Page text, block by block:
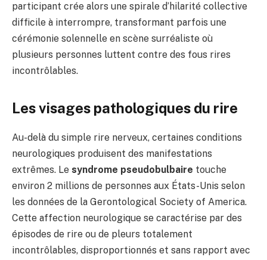
participant crée alors une spirale d’hilarité collective
difficile à interrompre, transformant parfois une
cérémonie solennelle en scène surréaliste où
plusieurs personnes luttent contre des fous rires
incontrôlables.
Les visages pathologiques du rire
Au-delà du simple rire nerveux, certaines conditions
neurologiques produisent des manifestations
extrêmes. Le syndrome pseudobulbaire touche
environ 2 millions de personnes aux États-Unis selon
les données de la Gerontological Society of America.
Cette affection neurologique se caractérise par des
épisodes de rire ou de pleurs totalement
incontrôlables, disproportionnés et sans rapport avec